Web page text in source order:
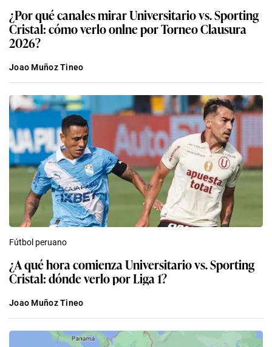
¿Por qué canales mirar Universitario vs. Sporting
Cristal: cómo verlo onlne por Torneo Clausura
2026?
Joao Muñoz Tineo
Fútbol peruano
¿A qué hora comienza Universitario vs. Sporting
Cristal: dónde verlo por Liga 1?
Joao Muñoz Tineo